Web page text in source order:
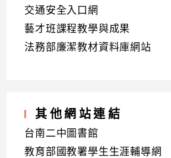
交通安全入口網
藝才班課程教學與成果
法務部廉潔教材資料庫網站
其他網站連結
台南二中圖書館
教育部國教署學生生涯輔導網